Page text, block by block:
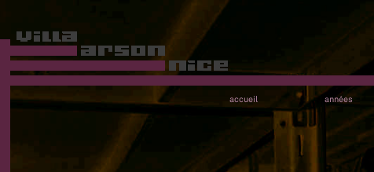
accueil années